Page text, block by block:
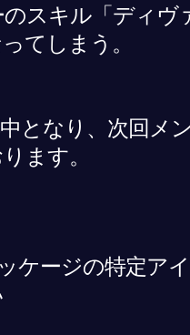
スキル「ディヴ
てしまう。
となり、次回メ
ます。
ケージの特定ア